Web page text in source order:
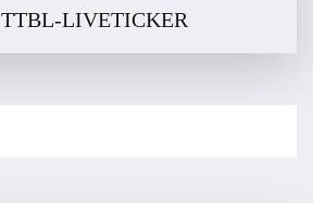
TTBL-LIVETICKER